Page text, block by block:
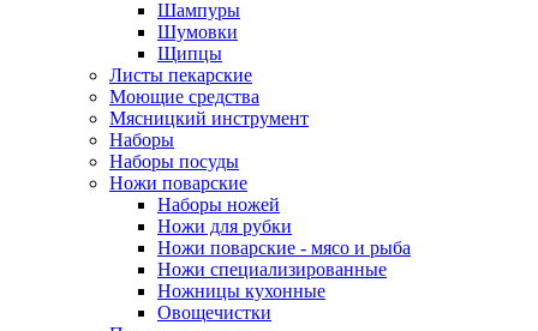
Шампуры
Шумовки
Щипцы
Листы пекарские
Моющие средства
Мясницкий инструмент
Наборы
Наборы посуды
Ножи поварские
Наборы ножей
Ножи для рубки
Ножи поварские - мясо и рыба
Ножи специализированные
Ножницы кухонные
Овощечистки